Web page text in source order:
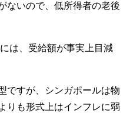
ないので、低所得者の老後
は、受給額が事実上目減
ですが、シンガポールは物
りも形式上はインフレに弱